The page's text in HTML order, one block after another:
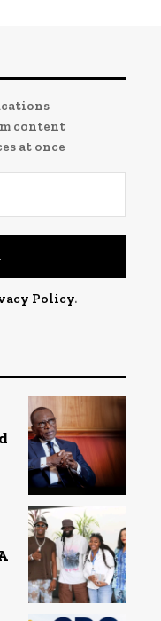
content
at once
Policy.